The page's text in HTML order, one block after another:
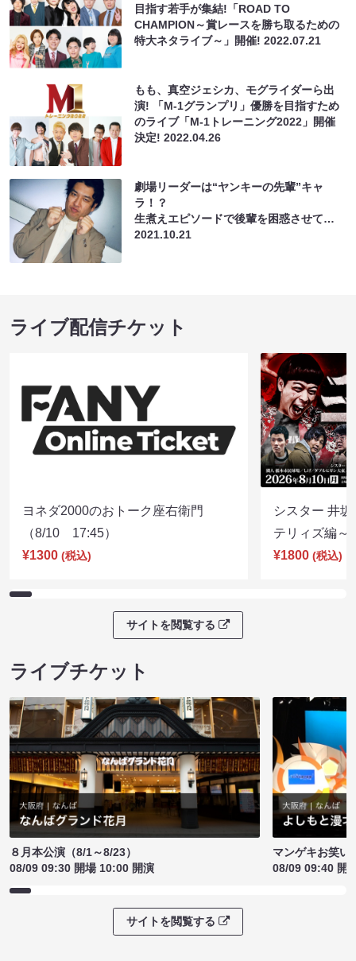
目指す若手が集結!「ROAD TO
CHAMPION～賞レースを勝ち取るための
特大ネタライブ～」開催!2022.07.21
もも、真空ジェシカ、モグライダーら出
演! 「M-1グランプリ」優勝を目指すため
のライブ「M-1トレーニング2022」開催
決定!2022.04.26
劇場リーダーは“ヤンキーの先輩”キャ
ラ！？
生煮えエピソードで後輩を困惑させて…
2021.10.21
ライブ配信チケット
ヨネダ2000のおトーク座右衛門
（8/10 17:45）
¥1300 (税込)
シスター 井
テリィズ編
¥1800 (税込)
サイトを閲覧する
ライブチケット
８月本公演（8/1～8/23）
08/09 09:30 開場 10:00 開演
マンゲキお笑い
08/09 09:40 開
サイトを閲覧する